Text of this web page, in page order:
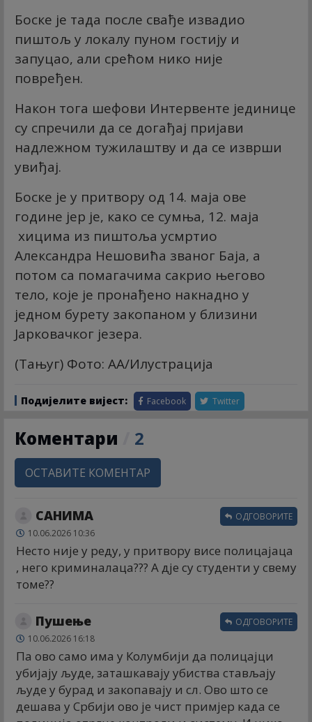
Боске је тада после свађе извадио
пиштољ у локалу пуном гостију и
запуцао, али срећом нико није
повређен.
Након тога шефови Интервенте јединице
су спречили да се догађај пријави
надлежном тужилаштву и да се изврши
увиђај.
Боске је у притвору од 14. маја ове
године јер је, како се сумња, 12. маја
хицима из пиштоља усмртио
Александра Нешовића званог Баја, а
потом са помагачима сакрио његово
тело, које је пронађено накнадно у
једном бурету закопаном у близини
Јарковачког језера.
(Тањуг) Фото: АА/Илустрација
Подијелите вијест: Facebook Twitter
Коментари 2
ОСТАВИТЕ КОМЕНТАР
САНИМА
10.06.2026 10:36
Несто није у реду, у притвору висе полицајаца
, него криминалаца??? А дје су студенти у свему
томе??
ОДГОВОРИТЕ
Пушење
10.06.2026 16:18
Па ово само има у Колумбији да полицајци
убијају људе, заташкавају убиства стављају
људе у бурад и закопавају и сл. Ово што се
дешава у Србији ово је чист примјер када се
ОДГОВОРИТЕ